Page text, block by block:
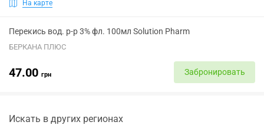
На карте
Перекись вод. р-р 3% фл. 100мл Solution Pharm
БЕРКАНА ПЛЮС
47.00 грн Забронировать
Искать в других регионах